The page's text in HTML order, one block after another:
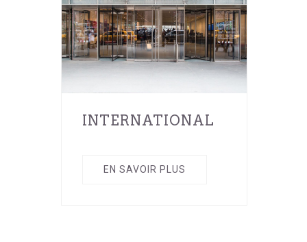
INTERNATIONAL
EN SAVOIR PLUS